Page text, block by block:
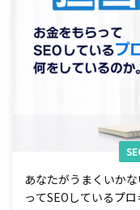
あなたがうまくいか
ってSEOしているプ